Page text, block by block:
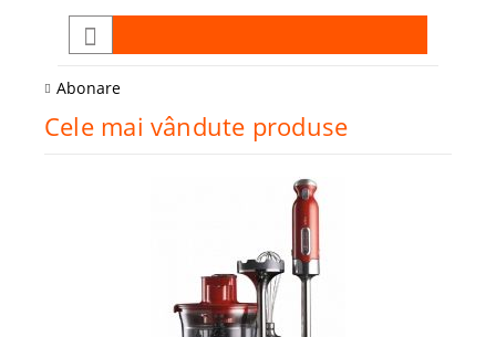
Abonare
Cele mai vândute produse